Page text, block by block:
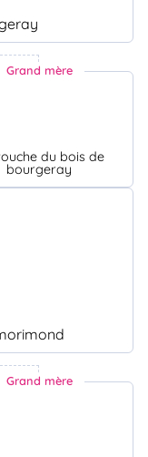
Grand mère
du bois de
bourgeray
Grand mère